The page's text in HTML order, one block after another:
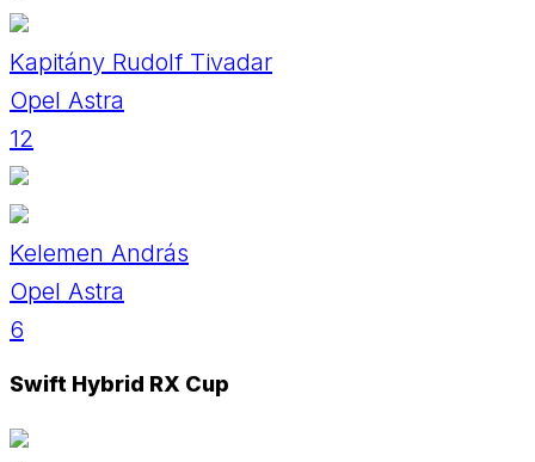
Kapitány Rudolf Tivadar
Opel Astra
12
Kelemen András
Opel Astra
6
Swift Hybrid RX Cup